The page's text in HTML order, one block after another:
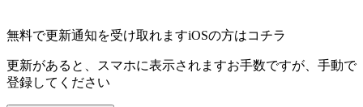
無料で更新通知を受け取れますiOSの方はコチラ
更新があると、スマホに表示されますお手数ですが、手動で
登録してください